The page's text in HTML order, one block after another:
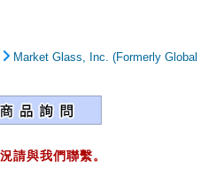
Market Glass, Inc. (Formerly
請與我們聯繫。